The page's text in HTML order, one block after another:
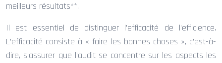
meilleurs résultats**.
Il est essentiel de distinguer l’efficacité de l’efficience.
L’efficacité consiste à « faire les bonnes choses », c’est-à-
dire, s’assurer que l’audit se concentre sur les aspects les